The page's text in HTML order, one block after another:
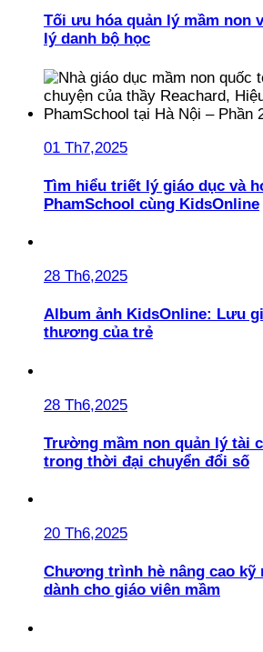
Tối ưu hóa quản lý mầm non
lý danh bộ học
01 Th7,2025
Tìm hiểu triết lý giáo dục và
PhamSchool cùng KidsOnline
28 Th6,2025
Album ảnh KidsOnline: Lưu
thương của trẻ
28 Th6,2025
Trường mầm non quản lý tài
trong thời đại chuyển đổi số
20 Th6,2025
Chương trình hè nâng cao kỹ
dành cho giáo viên mầm